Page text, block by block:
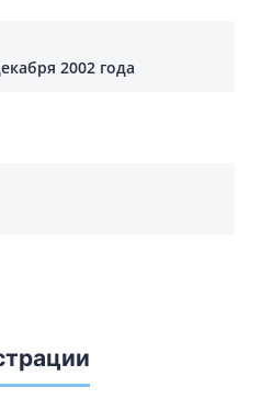
2002 года